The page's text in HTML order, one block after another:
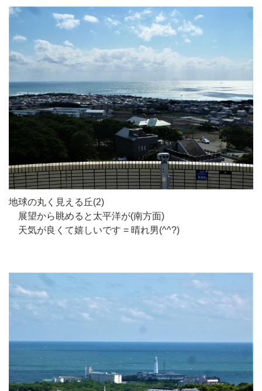
地球の丸く見える丘(2)
展望から眺めると太平洋が(南方面)
天気が良くて嬉しいです = 晴れ男(^^?)